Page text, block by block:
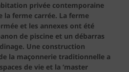
privée contemporaine
la ferme carrée. La ferme
et les annexes ont été
de piscine et un débarras
Une construction
la maçonnerie traditionnelle a
de vie et la ‘master